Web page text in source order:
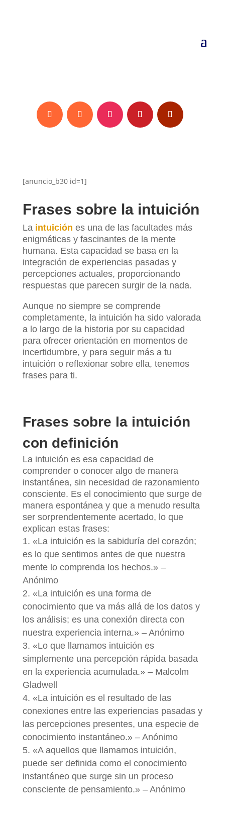
[anuncio_b30 id=1]
Frases sobre la intuición
La intuición es una de las facultades más
enigmáticas y fascinantes de la mente
humana. Esta capacidad se basa en la
integración de experiencias pasadas y
percepciones actuales, proporcionando
respuestas que parecen surgir de la nada.
Aunque no siempre se comprende
completamente, la intuición ha sido valorada
a lo largo de la historia por su capacidad
para ofrecer orientación en momentos de
incertidumbre, y para seguir más a tu
intuición o reflexionar sobre ella, tenemos
frases para ti.
Frases sobre la intuición
con definición
La intuición es esa capacidad de
comprender o conocer algo de manera
instantánea, sin necesidad de razonamiento
consciente. Es el conocimiento que surge de
manera espontánea y que a menudo resulta
ser sorprendentemente acertado, lo que
explican estas frases:
«La intuición es la sabiduría del corazón;
es lo que sentimos antes de que nuestra
mente lo comprenda los hechos.» –
Anónimo
«La intuición es una forma de
conocimiento que va más allá de los datos y
los análisis; es una conexión directa con
nuestra experiencia interna.» – Anónimo
«Lo que llamamos intuición es
simplemente una percepción rápida basada
en la experiencia acumulada.» – Malcolm
Gladwell
«La intuición es el resultado de las
conexiones entre las experiencias pasadas y
las percepciones presentes, una especie de
conocimiento instantáneo.» – Anónimo
«A aquellos que llamamos intuición,
puede ser definida como el conocimiento
instantáneo que surge sin un proceso
consciente de pensamiento.» – Anónimo